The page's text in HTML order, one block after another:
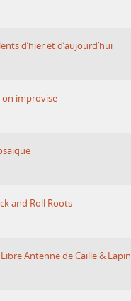
d’hier et d’aujourd’hui
on improvise
and Roll Roots
Libre Antenne de Caille & Lapin